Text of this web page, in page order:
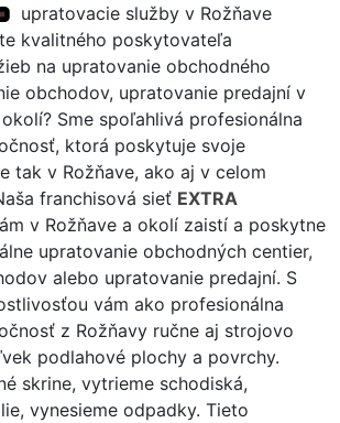
upratovacie služby v Rožňave
kvalitného poskytovateľa
na upratovanie obchodného
obchodov, upratovanie predajní v
Sme spoľahlivá profesionálna
ktorá poskytuje svoje
tak v Rožňave, ako aj v celom
franchisová sieť EXTRA
v Rožňave a okolí zaistí a poskytne
upratovanie obchodných centier,
alebo upratovanie predajní. S
vám ako profesionálna
z Rožňavy ručne aj strojovo
podlahové plochy a povrchy.
skrine, vytrieme schodiská,
vynesieme odpadky. Tieto